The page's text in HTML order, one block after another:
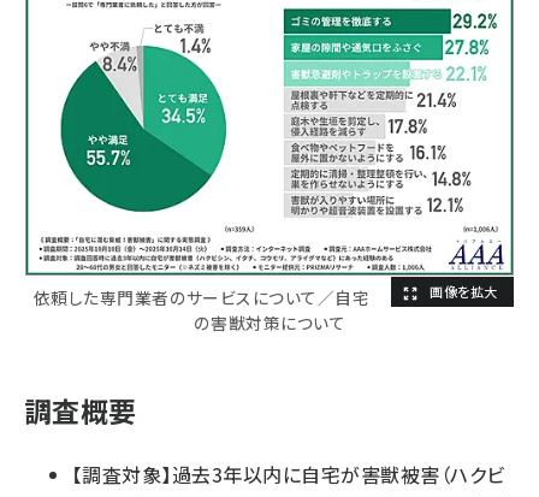
依頼した専門業者のサービスについて／自宅
の害獣対策について
調査概要
【調査対象】過去3年以内に自宅が害獣被害（ハクビ